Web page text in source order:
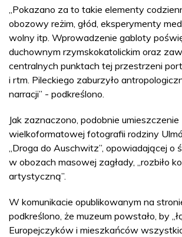
„Pokazano za to takie elementy
obozowy reżim, głód, eksperymenty
wolny itp. Wprowadzenie gabloty
duchownym rzymskokatolickim oraz
centralnych punktach tej przestrzeni
i rtm. Pileckiego zaburzyło
narracji” - podkreślono.
Jak zaznaczono, podobnie umieszczenie
wielkoformatowej fotografii rodziny
„Droga do Auschwitz”, opowiadającej o
w obozach masowej zagłady, „rozbiło
artystyczną”.
W komunikacie opublikowanym na
podkreślono, że muzeum powstało, by
Europejczyków i mieszkańców